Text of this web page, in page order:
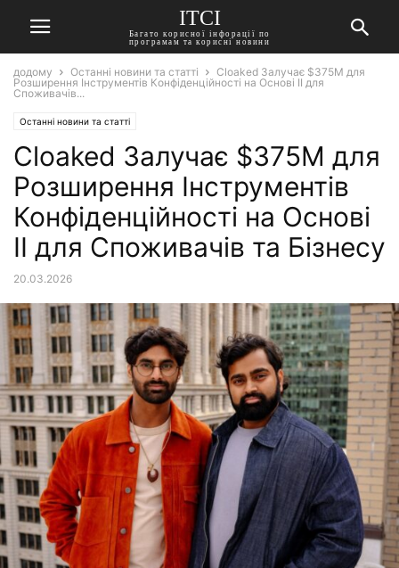
ITCI
Багато корисної інфорації по
програмам та корисні новини
додому Останні новини та статті
Cloaked Залучає $375М для
Розширення Інструментів Конфіденційності на Основі ІІ для
Споживачів...
Останні новини та статті
Cloaked Залучає $375М для
Розширення Інструментів
Конфіденційності на Основі
ІІ для Споживачів та Бізнесу
20.03.2026